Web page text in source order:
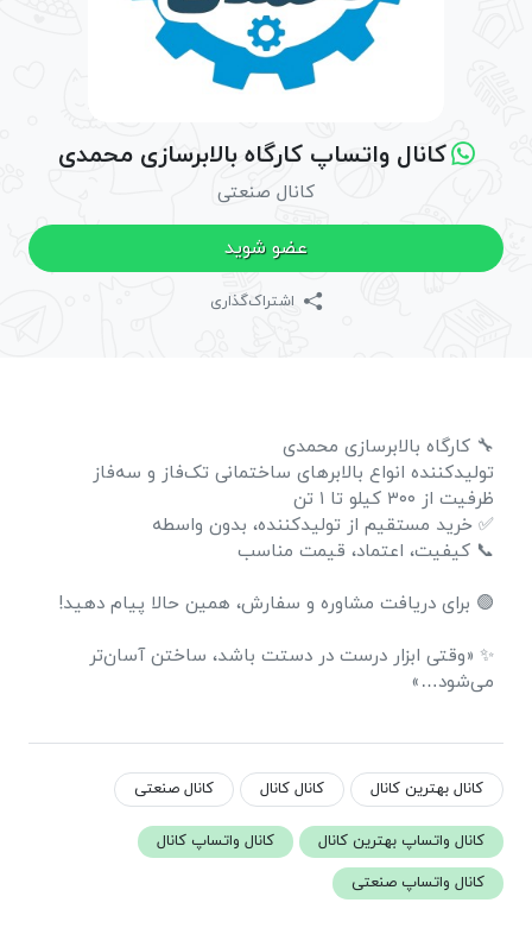
کانال واتساپ کارگاه بالابرسازی محمدی
کانال صنعتی
عضو شوید
اشتراک‌گذاری
🔧 کارگاه بالابرسازی محمدی
تولیدکننده انواع بالابرهای ساختمانی تک‌فاز و سه‌فاز
ظرفیت از ۳۰۰ کیلو تا ۱ تن
✅ خرید مستقیم از تولیدکننده، بدون واسطه
📞 کیفیت، اعتماد، قیمت مناسب
🟢 برای دریافت مشاوره و سفارش، همین حالا پیام دهید!
✨ «وقتی ابزار درست در دستت باشد، ساختن آسان‌تر
می‌شود…»
کانال بهترین کانال کانال کانال کانال صنعتی
کانال واتساپ بهترین کانال
کانال واتساپ کانال
کانال واتساپ صنعتی